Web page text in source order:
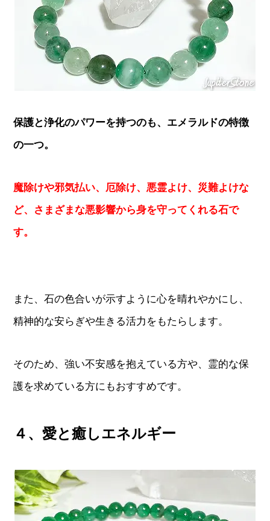
保護と浄化のパワーを持つのも、エメラルドの特徴
の一つ。
魔除けや邪気払い、厄除け、悪霊よけ、災難よけな
ど、さまざまな悪影響から身を守ってくれる石で
す。
また、石の色合いが示すように心を晴れやかにし、
精神的な安らぎや生きる活力をもたらします。
そのため、強い不安感を抱えている方や、霊的な保
護を求めている方にもおすすめです。
４、愛と癒しエネルギー